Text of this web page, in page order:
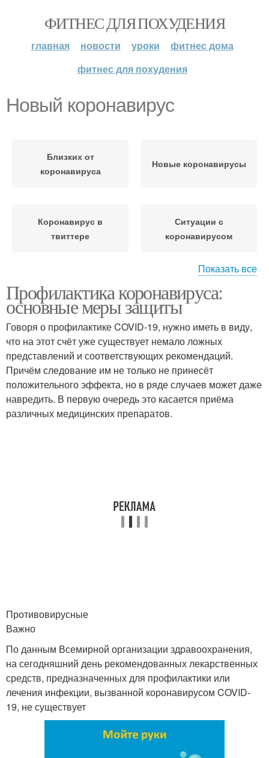
ФИТНЕС ДЛЯ ПОХУДЕНИЯ
главная новости уроки
фитнес дома
фитнес для похудения
Новый коронавирус
Близких от
коронавируса
Новые коронавирусы
Коронавирус в
твиттере
Ситуации с
коронавирусом
Коронавирус без врача
коронавируса
Лекарство от
коронавируса
Коронавирус через
деньги
Коронавирус через
Новый министр
Новый вирус Новое правительство
Новые факты
Показать все
Профилактика коронавируса:
основные меры защиты
Говоря о профилактике COVID-19, нужно иметь в виду,
что на этот счёт уже существует немало ложных
представлений и соответствующих рекомендаций.
Причём следование им не только не принесёт
положительного эффекта, но в ряде случаев может даже
навредить. В первую очередь это касается приёма
различных медицинских препаратов.
Противовирусные
Важно
По данным Всемирной организации здравоохранения,
на сегодняшний день рекомендованных лекарственных
средств, предназначенных для профилактики или
лечения инфекции, вызванной коронавирусом COVID-
19, не существует